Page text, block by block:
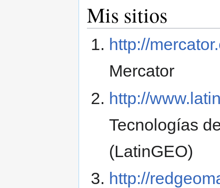
Mis sitios
http://
Mercator
http://
Tecnologías
(LatinGEO)
http://